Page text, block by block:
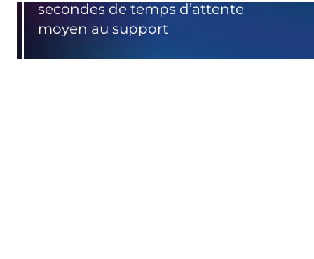
secondes de temps d’attente
moyen au support
%